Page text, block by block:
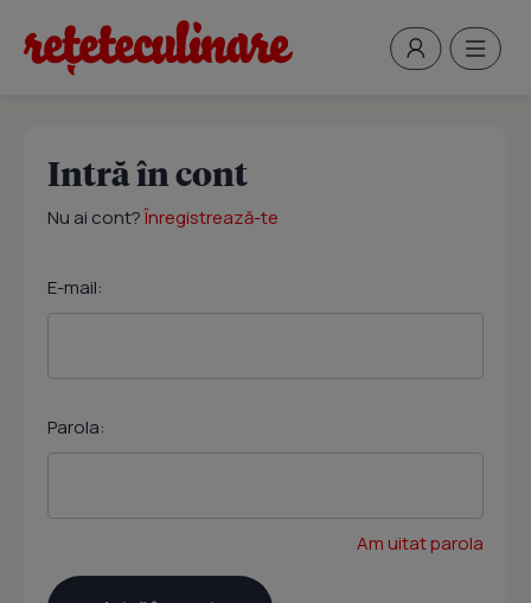
Intră în cont
Nu ai cont?Înregistrează-te
E-mail:
Parola:
Am uitat parola